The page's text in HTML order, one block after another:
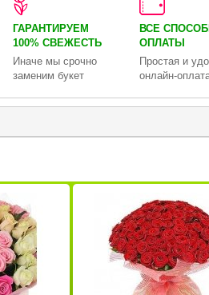
ГАРАНТИРУЕМ
100% СВЕЖЕСТЬ
Иначе мы срочно
заменим букет
ВСЕ
ОПЛАТЫ
Простая и
онлайн-